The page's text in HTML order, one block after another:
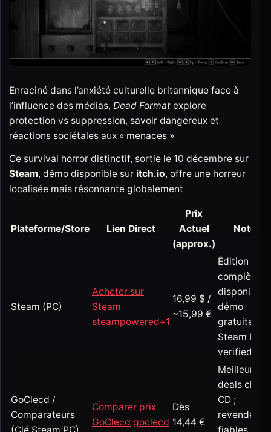
Enraciné dans l’anxiété culturelle britannique face à
l’influence des médias, Dead Format explore
protection vs suppression, savoir dangereux et
réactions sociétales aux « menaces »
Ce survival horror distinctif, sortie le 10 décembre sur
Steam, démo disponible sur itch.io, offre une horreur
localisée mais résonnante globalement
Plateforme/Store Lien Direct
Prix
Actuel
(approx.)
Notes
Steam (PC)
Acheter sur
Steam
steampowered+1
16,99 $ /
~15,99 €
Édition
complète
disponible ;
démo
gratuite ;
Steam
verified.
GoClecd /
Comparateurs
Comparer prix
GoClecd goclecd
Dès
14,44 €
Meilleurs
deals clés
CD ;
revendeurs